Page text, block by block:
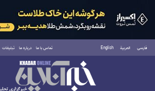
فارسی العربية English تماس با ما درباره ما تبلیغات
جمعه ۱۶ مرداد ۱۴۰۵